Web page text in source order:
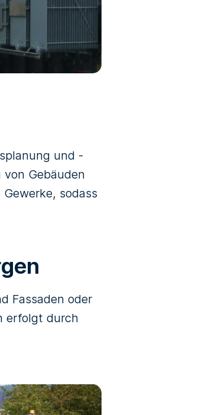
und -
Gebäuden
sodass
Fassaden oder
erfolgt durch